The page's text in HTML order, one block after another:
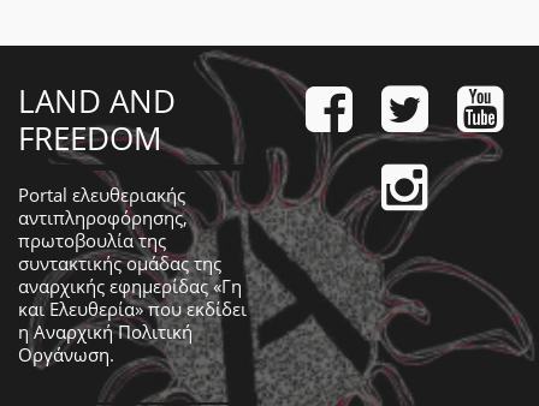
LAND AND
FREEDOM
Portal ελευθεριακής
αντιπληροφόρησης,
πρωτοβουλία της
συντακτικής ομάδας της
αναρχικής εφημερίδας «Γη
και Ελευθερία» που εκδίδει
ηΑναρχική Πολιτική
Οργάνωση.